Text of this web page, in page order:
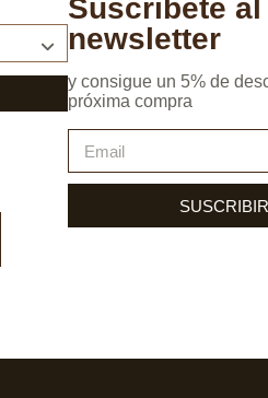
Suscríbete al
newsletter
y consigue un 5% de
próxima compra
SUSCRIBIR